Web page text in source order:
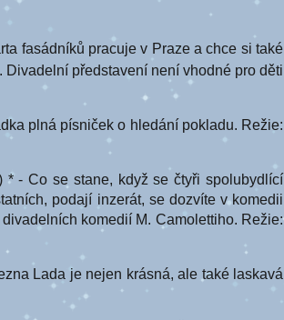
fasádníků pracuje v Praze a chce si také
představení není vhodné pro děti
plná písniček o hledání pokladu. Režie:
Co se stane, když se čtyři spolubydlící
podají inzerát, se dozvíte v komedii
komedií M. Camolettiho. Režie:
Lada je nejen krásná, ale také laskavá